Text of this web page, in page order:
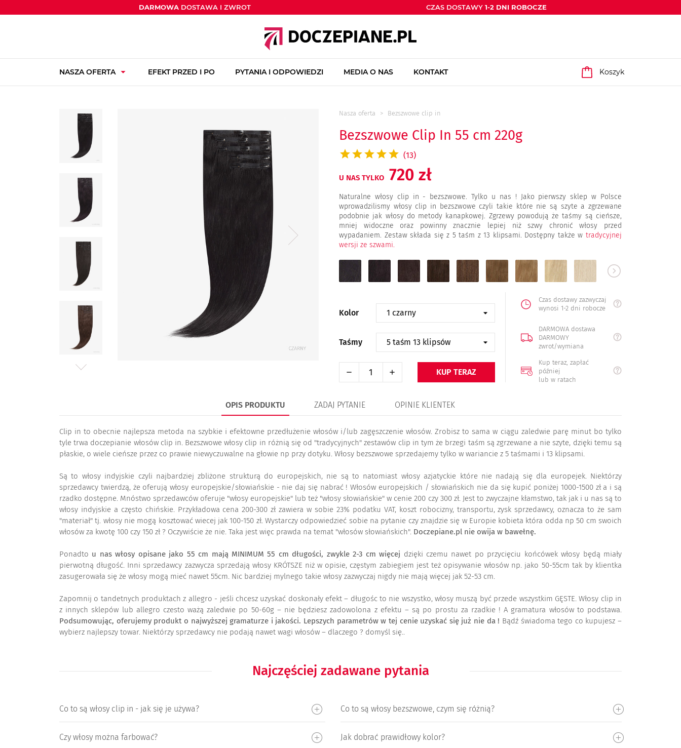
DARMOWA DOSTAWA I ZWROT CZAS DOSTAWY 1-2 DNI ROBOCZE
NASZA OFERTA arrow_drop_down EFEKT PRZED I PO PYTANIA I ODPOWIEDZI MEDIA O NAS KONTAKT Koszyk
Nasza oferta Bezszwowe clip in
Bezszwowe Clip In 55 cm 220g
(13)
U NAS TYLKO 720 zł
Naturalne włosy clip in - bezszwowe. Tylko u nas ! Jako pierwszy sklep w Polsce
wprowadzilismy włosy clip in bezszwowe czyli takie które nie są szyte a zgrzewane
podobnie jak włosy do metody kanapkowej. Zgrzewy powodują że taśmy są cieńsze,
mniej widoczne oraz powinny znacznie lepiej niż szwy chronić włosy przed
wypadaniem. Zestaw składa się z 5 taśm z 13 klipsami. Dostępny także w tradycyjnej
wersji ze szwami.
czarny
brąz
brąz
średni
brąz
6
naturalny
brąz
jasny
brąz
16
ciemny
blond
średni
blond
blond
60
b.jasny
Kolor
Taśmy
KUP TERAZ
Czas dostawy zazwyczaj
wynosi 1-2 dni robocze
DARMOWA dostawa
DARMOWY
zwrot/wymiana
Kup teraz, zapłać
później
lub w ratach
OPIS PRODUKTU ZADAJ PYTANIE OPINIE KLIENTEK
Clip in to obecnie najlepsza metoda na szybkie i efektowne przedłużenie włosów i/lub zagęszczenie włosów. Zrobisz to sama w ciągu zaledwie parę minut bo tylko
tyle trwa doczepianie włosów clip in. Bezszwowe włosy clip in różnią się od "tradycyjnych" zestawów clip in tym że brzegi taśm są zgrzewane a nie szyte, dzięki temu są
płaskie, o wiele cieńsze przez co prawie niewyczuwalne na głowie np przy dotyku. Włosy bezszwowe sprzedajemy tylko w wariancie z 5 taśmami i 13 klipsami.
Są to włosy indyjskie czyli najbardziej zbliżone strukturą do europejskich, nie są to natomiast włosy azjatyckie które nie nadają się dla europejek. Niektórzy
sprzedawcy twierdzą, że oferują włosy europejskie/słowiańskie - nie daj się nabrać ! Włosów europejskich / słowiańskich nie da się kupić poniżej 1000-1500 zł a i są
rzadko dostępne. Mnóstwo sprzedawców oferuje "włosy europejskie" lub też "włosy słowiańskie" w cenie 200 czy 300 zł. Jest to zwyczajne kłamstwo, tak jak i u nas są to
włosy indyjskie a często chińskie. Przykładowa cena 200-300 zł zawiera w sobie 23% podatku VAT, koszt robocizny, transportu, zysk sprzedawcy, oznacza to że sam
"materiał" tj. włosy nie mogą kosztować wiecej jak 100-150 zł. Wystarczy odpowiedzieć sobie na pytanie czy znajdzie się w Europie kobieta która odda np 50 cm swoich
włosów za kwotę 100 czy 150 zł ? Oczywiście że nie. Taka jest więc prawda na temat "włosów słowiańskich". Doczepiane.pl nie owija w bawełnę.
Ponadto u nas włosy opisane jako 55 cm mają MINIMUM 55 cm długości, zwykle 2-3 cm więcej dzięki czemu nawet po przycięciu końcówek włosy będą miały
pierwotną długość. Inni sprzedawcy zazwycza sprzedają włosy KRÓTSZE niż w opisie, częstym zabiegiem jest też opisywanie włosów np. jako 50-55cm tak by klientka
zasugerowała się że włosy mogą mieć nawet 55cm. Nic bardziej mylnego takie włosy zazwyczaj nigdy nie mają więcej jak 52-53 cm.
Zapomnij o tandetnych produktach z allegro - jeśli chcesz uzyskać doskonały efekt – długośc to nie wszystko, włosy muszą być przede wszystkim GĘSTE. Włosy clip in
z innych sklepów lub allegro czesto ważą zaledwie po 50-60g – nie będziesz zadowolona z efektu – są po prostu za rzadkie ! A gramatura włosów to podstawa.
Podsumowując, oferujemy produkt o najwyższej gramaturze i jakości. Lepszych parametrów w tej cenie uzyskać się już nie da ! Bądź świadoma tego co kupujesz –
wybierz najlepszy towar. Niektórzy sprzedawcy nie podają nawet wagi włosów – dlaczego ? domyśl się..
Najczęściej zadawane pytania
Co to są włosy clip in - jak się je używa? Co to są włosy bezszwowe, czym się różnią?
Czy włosy można farbować? Jak dobrać prawidłowy kolor?